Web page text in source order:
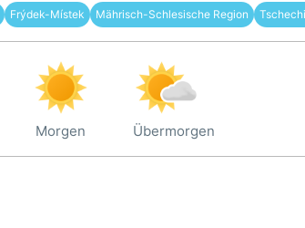
Frýdek-Místek Mährisch-Schlesische Region
Morgen Übermorgen